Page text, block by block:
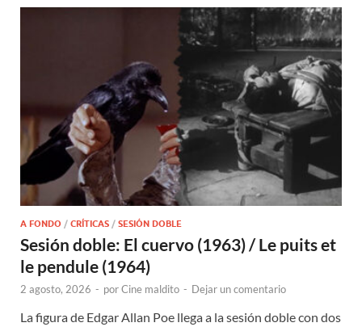
A FONDO / CRÍTICAS / SESIÓN DOBLE
Sesión doble: El cuervo (1963) / Le puits et
le pendule (1964)
2 agosto, 2026 - porCine maldito - Dejar un comentario
La figura de Edgar Allan Poe llega a la sesión doble con dos